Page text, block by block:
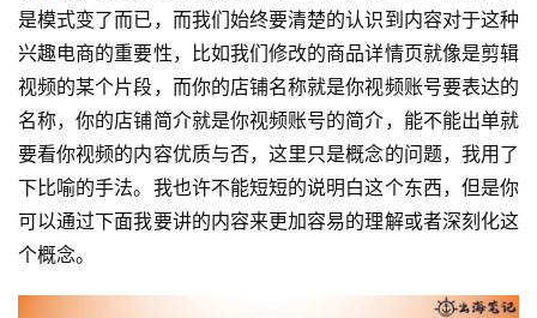
是模式变了而已，而我们始终要清楚的认识到内容对于这种
兴趣电商的重要性，比如我们修改的商品详情页就像是剪辑
视频的某个片段，而你的店铺名称就是你视频账号要表达的
名称，你的店铺简介就是你视频账号的简介，能不能出单就
要看你视频的内容优质与否，这里只是概念的问题，我用了
下比喻的手法。我也许不能短短的说明白这个东西，但是你
可以通过下面我要讲的内容来更加容易的理解或者深刻化这
个概念。